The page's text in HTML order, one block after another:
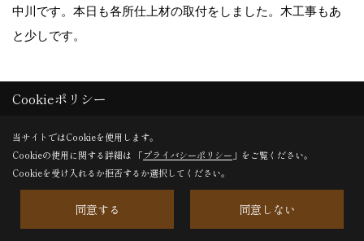
中川です。本日も各所仕上材の取付をしました。木工事もあ
と少しです。
23. 2019年08月28日
Cookieポリシー
当サイトではCookieを使用します。
Cookieの使用に関する詳細は 「プライバシーポリシー 」をご覧ください。
Cookieを受け入れるか拒否するか選択してください。
同意する 同意しない